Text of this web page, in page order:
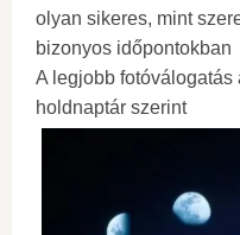
olyan sikeres, mint
bizonyos időpontokban
A legjobb fotóválogatás
holdnaptár szerint